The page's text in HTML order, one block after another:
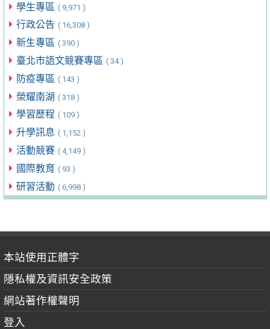
學生專區 ( 9,971 )
行政公告 ( 16,308 )
新生專區 ( 390 )
臺北市語文競賽專區 ( 34 )
防疫專區 ( 143 )
榮耀南湖 ( 318 )
學習歷程 ( 109 )
升學訊息 ( 1,152 )
活動競賽 ( 4,149 )
國際教育 ( 93 )
研習活動 ( 6,998 )
本站使用正體字
隱私權及資訊安全政策
網站著作權聲明
登入